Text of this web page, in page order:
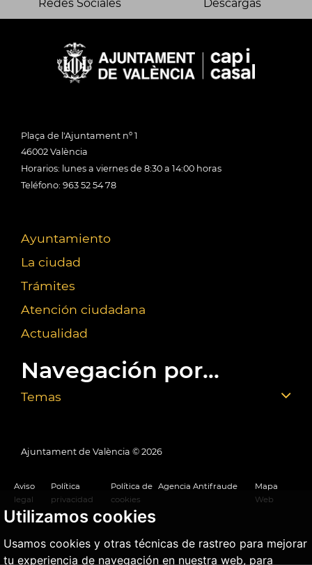
Utilizamos cookies
Usamos cookies y otras técnicas de rastreo para mejorar
tu experiencia de navegación en nuestra web, para
Redes Sociales Descargas
Plaça de l'Ajuntament nº 1
46002 València
Horarios: lunes a viernes de 8:30 a 14:00 horas
Teléfono: 963 52 54 78
Ayuntamiento
La ciudad
Trámites
Atención ciudadana
Actualidad
Navegación por...
Temas
Ajuntament de València © 2026
Aviso
legal
Política
privacidad
Política de
cookies
Agencia Antifraude
Mapa
Web